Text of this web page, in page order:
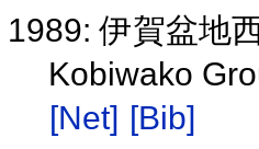
1989: 伊賀盆地
Kobiwako
[Net] [Bib]